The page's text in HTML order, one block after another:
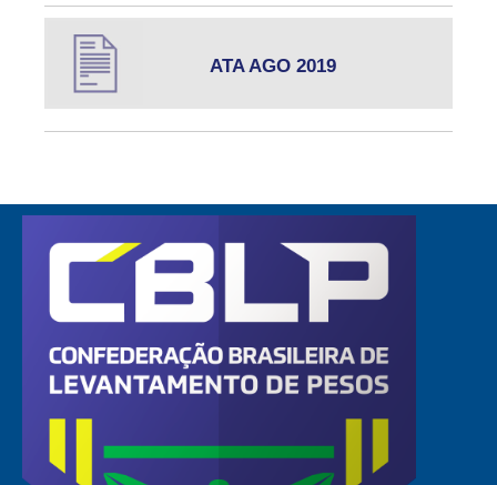
ATA AGO 2019